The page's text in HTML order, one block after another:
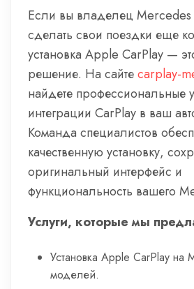
Если вы владелец Mercedes
сделать свои поездки еще
установка Apple CarPlay —
решение. На сайтеcarplay-
найдете профессиональные
интеграции CarPlay в ваш
Команда специалистов
качественную установку,
оригинальный интерфейс и
функциональность вашего
Услуги, которые мы
Установка Apple CarPlay
моделей.